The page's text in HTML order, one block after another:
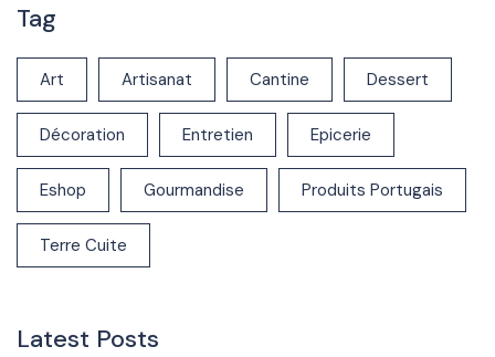
Tag
Art Artisanat Cantine Dessert
Décoration Entretien Epicerie
Eshop Gourmandise Produits Portugais
Terre Cuite
Latest Posts